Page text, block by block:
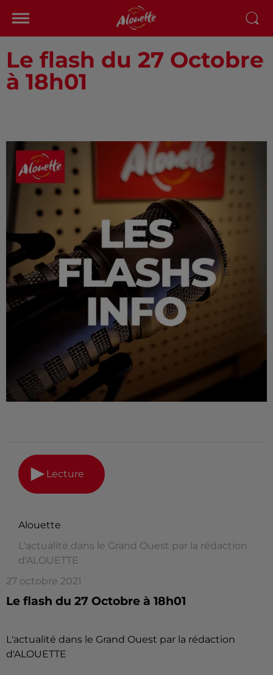
Le flash du 27 Octobre
à 18h01
Lecture
Alouette
L'actualité dans le Grand Ouest par la rédaction
d'ALOUETTE
27 octobre 2021
Le flash du 27 Octobre à 18h01
L'actualité dans le Grand Ouest par la rédaction
d'ALOUETTE